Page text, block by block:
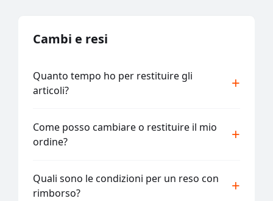
Cambi e resi
Quanto tempo ho per restituire gli
articoli?
Come posso cambiare o restituire il mio
ordine?
Quali sono le condizioni per un reso con
rimborso?